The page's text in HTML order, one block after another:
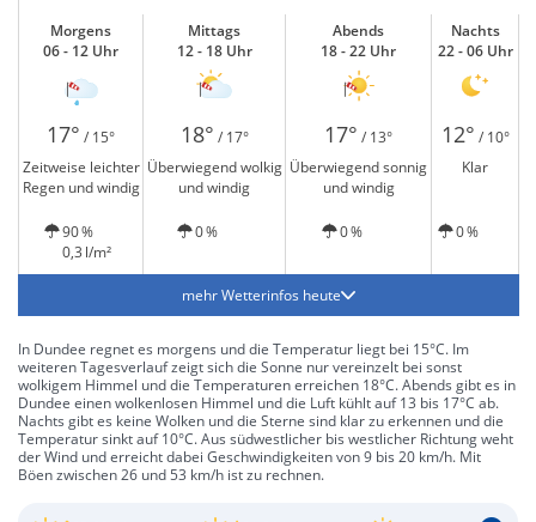
Morgens
06 - 12 Uhr
Mittags
12 - 18 Uhr
Abends
18 - 22 Uhr
Nachts
22 - 06 Uhr
17° / 15° 18° / 17° 17° / 13° 12° / 10°
Zeitweise leichter
Regen und windig
Überwiegend wolkig
und windig
Überwiegend sonnig
und windig
Klar
90 %
0,3 l/m²
0 % 0 % 0 %
mehr Wetterinfos heute
In Dundee regnet es morgens und die Temperatur liegt bei 15°C. Im
weiteren Tagesverlauf zeigt sich die Sonne nur vereinzelt bei sonst
wolkigem Himmel und die Temperaturen erreichen 18°C. Abends gibt es in
Dundee einen wolkenlosen Himmel und die Luft kühlt auf 13 bis 17°C ab.
Nachts gibt es keine Wolken und die Sterne sind klar zu erkennen und die
Temperatur sinkt auf 10°C. Aus südwestlicher bis westlicher Richtung weht
der Wind und erreicht dabei Geschwindigkeiten von 9 bis 20 km/h. Mit
Böen zwischen 26 und 53 km/h ist zu rechnen.